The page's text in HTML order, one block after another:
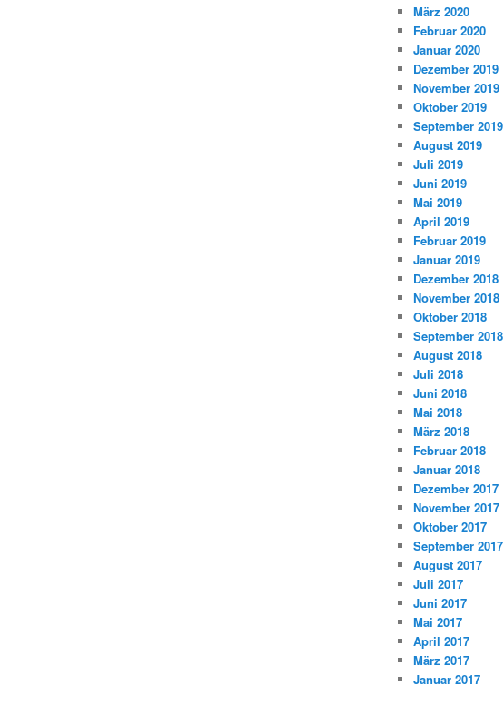
März 2020
Februar 2020
Januar 2020
Dezember 2019
November 2019
Oktober 2019
September 2019
August 2019
Juli 2019
Juni 2019
Mai 2019
April 2019
Februar 2019
Januar 2019
Dezember 2018
November 2018
Oktober 2018
September 2018
August 2018
Juli 2018
Juni 2018
Mai 2018
März 2018
Februar 2018
Januar 2018
Dezember 2017
November 2017
Oktober 2017
September 2017
August 2017
Juli 2017
Juni 2017
Mai 2017
April 2017
März 2017
Januar 2017